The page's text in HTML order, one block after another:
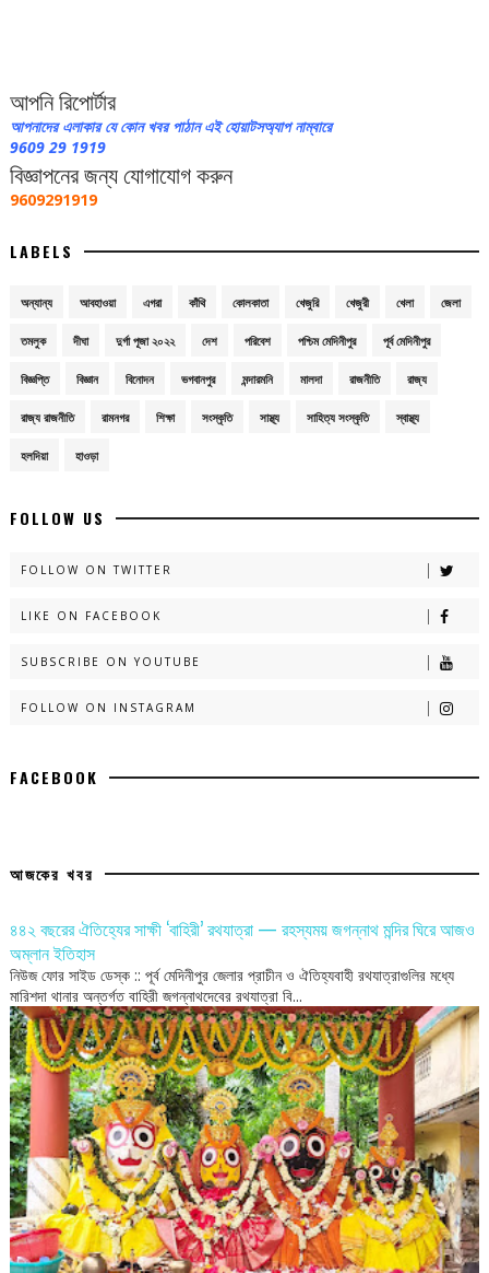
আপনি রিপোর্টার
আপনাদের এলাকার যে কোন খবর পাঠান এই হোয়াটসঅ্যাপ নাম্বারে
9609 29 1919
বিজ্ঞাপনের জন্য যোগাযোগ করুন
9609291919
LABELS
অন্যান্য আবহাওয়া এগরা কাঁথি কোলকাতা খেজুরি খেজুরী খেলা জেলা
তমলুক দীঘা দুর্গা পূজা ২০২২ দেশ পরিবেশ পশ্চিম মেদিনীপুর পূর্ব মেদিনীপুর
বিজ্ঞপ্তি বিজ্ঞান বিনোদন ভগবানপুর মন্দারমনি মালদা রাজনীতি রাজ্য
রাজ্য রাজনীতি রামনগর শিক্ষা সংস্কৃতি সাস্থ্য সাহিত্য সংস্কৃতি স্বাস্থ্য
হলদিয়া হাওড়া
FOLLOW US
FOLLOW ON TWITTER
LIKE ON FACEBOOK
SUBSCRIBE ON YOUTUBE
FOLLOW ON INSTAGRAM
FACEBOOK
আজকের খবর
৪৪২ বছরের ঐতিহ্যের সাক্ষী ‘বাহিরী’ রথযাত্রা — রহস্যময় জগন্নাথ মন্দির ঘিরে আজও
অম্লান ইতিহাস
নিউজ ফোর সাইড ডেস্ক :: পূর্ব মেদিনীপুর জেলার প্রাচীন ও ঐতিহ্যবাহী রথযাত্রাগুলির মধ্যে
মারিশদা থানার অন্তর্গত বাহিরী জগন্নাথদেবের রথযাত্রা বি...